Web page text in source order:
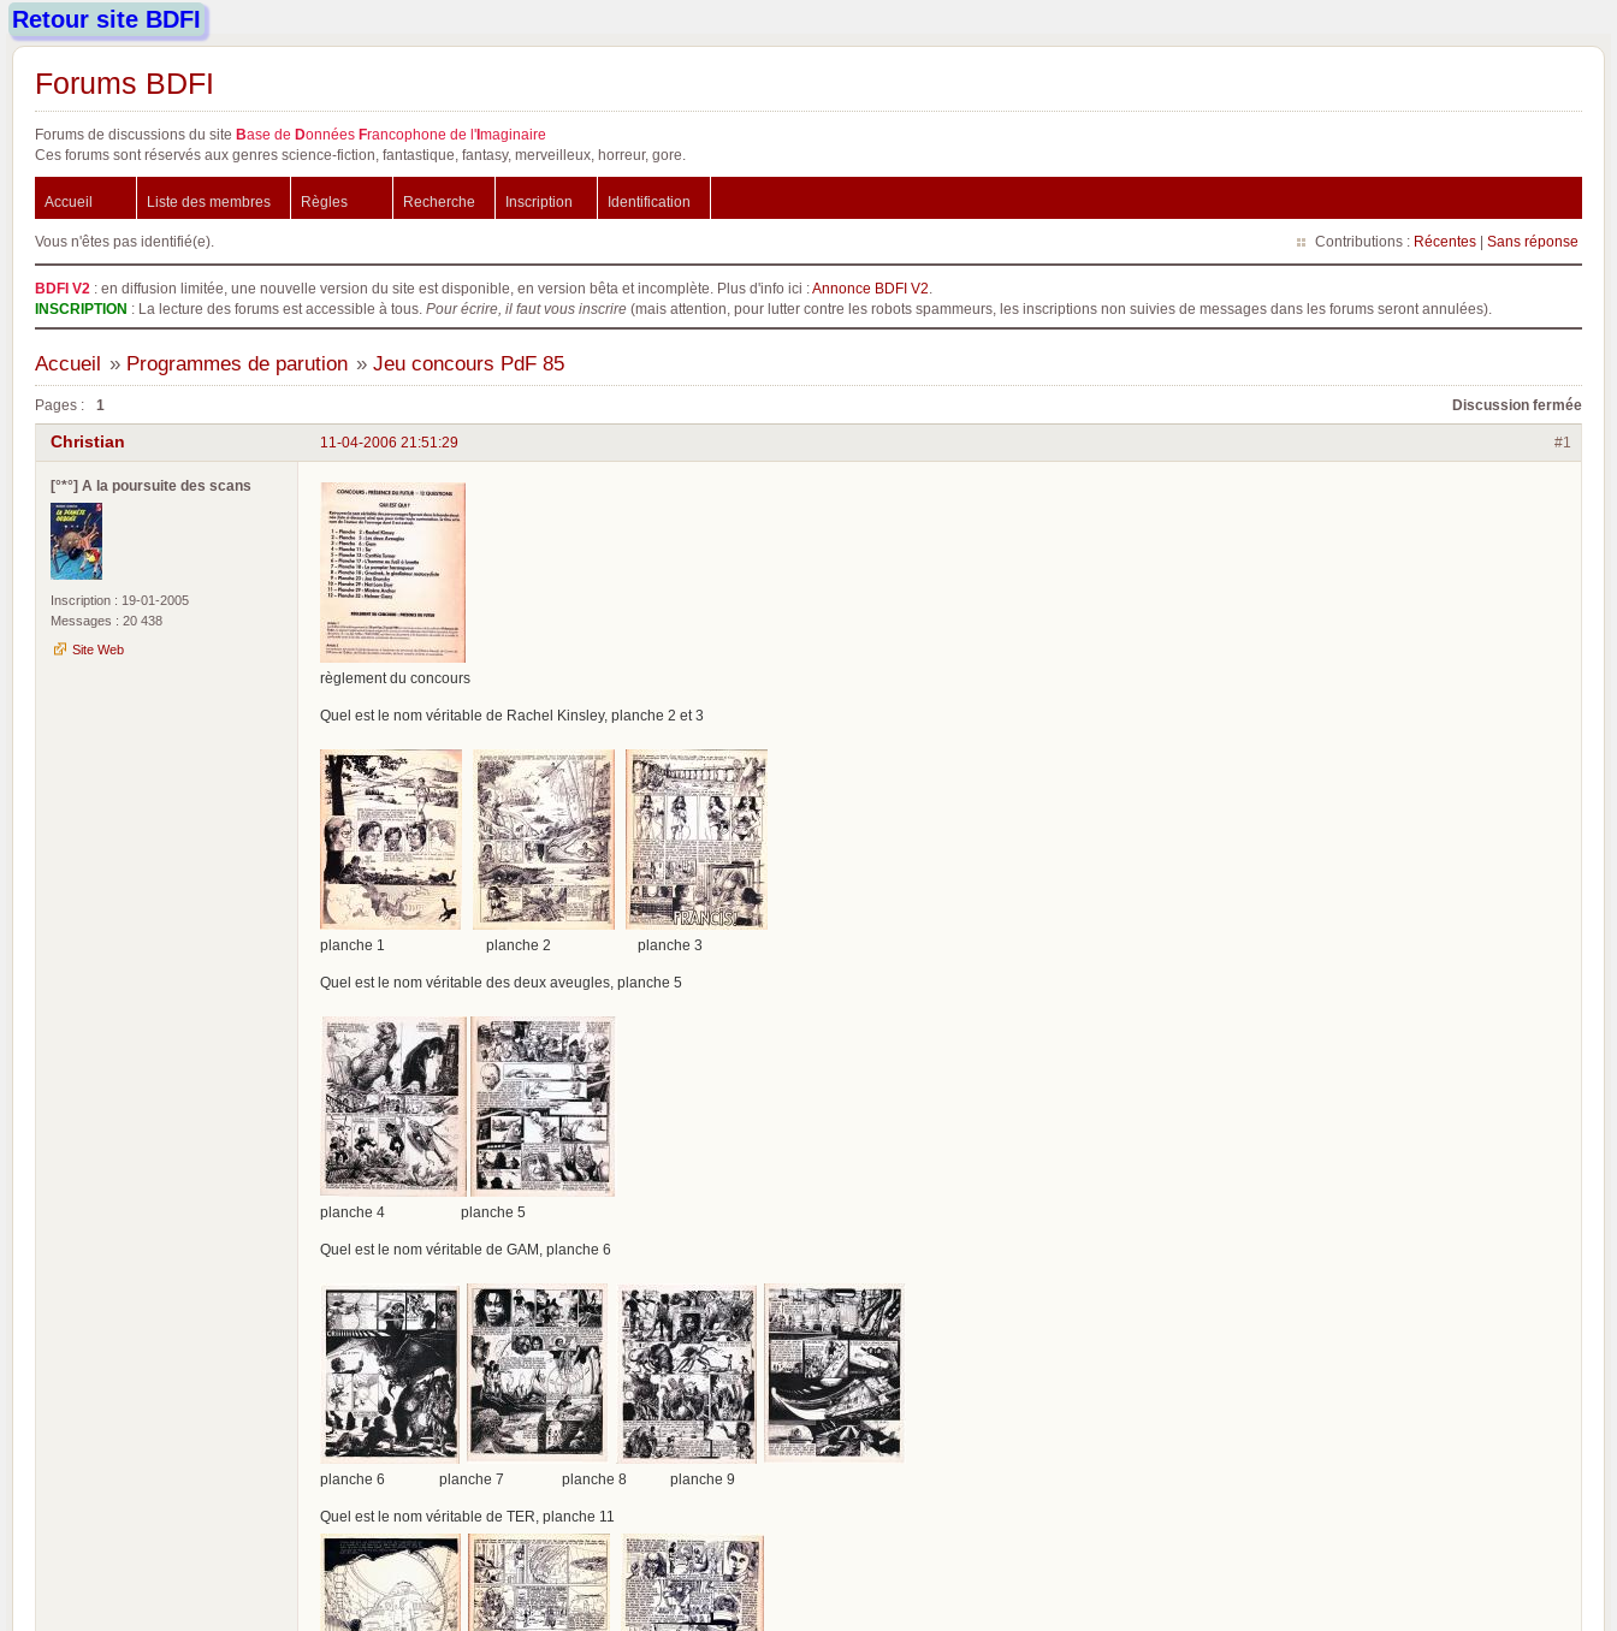
Retour site BDFI
Forums BDFI
Forums de discussions du site Base de Données Francophone de l'Imaginaire
Ces forums sont réservés aux genres science-fiction, fantastique, fantasy, merveilleux, horreur, gore.
Accueil Liste des membres Règles Recherche Inscription Identification
Vous n'êtes pas identifié(e). Contributions : Récentes | Sans réponse
BDFI V2 : en diffusion limitée, une nouvelle version du site est disponible, en version bêta et incomplète. Plus d'info ici :Annonce BDFI V2
INSCRIPTION : La lecture des forums est accessible à tous. Pour écrire, il faut vous inscrire (mais attention, pour lutter contre les robots spammeurs, les inscriptions non suivies de messages dans les forums seront annulées).
Accueil » Programmes de parution » Jeu concours PdF 85
Pages : 1 Discussion fermée
#1
11-04-2006 21:51:29
Christian
[°*°] A la poursuite des scans
Inscription : 19-01-2005
Messages : 20 438
Site Web
règlement du concours
Quel est le nom véritable de Rachel Kinsley, planche 2 et 3
planche 1 planche 2 planche 3
Quel est le nom véritable des deux aveugles, planche 5
planche 4 planche 5
Quel est le nom véritable de GAM, planche 6
planche 6 planche 7 planche 8 planche 9
Quel est le nom véritable de TER, planche 11